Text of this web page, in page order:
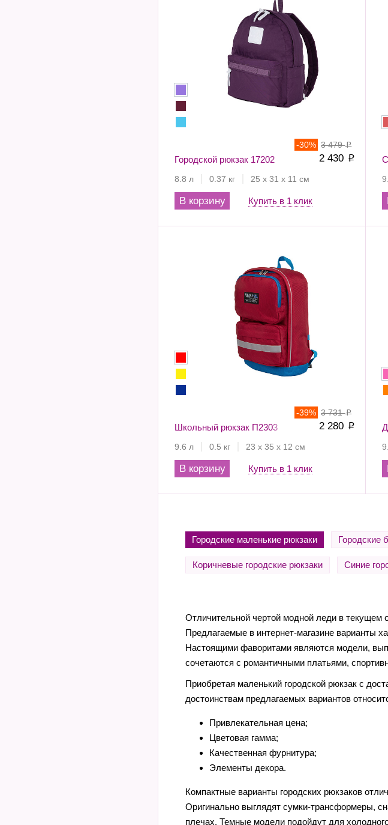
Городской рюкзак 17202
-30% 3 479p
2 430 p
8.8 л 0.37 кг 25 х 31 х 11 см
В корзину Купить в 1 клик
Школьный рюкзак П2303
-39% 3 731p
2 280 p
9.6 л 0.5 кг 23 х 35 х 12 см
В корзину Купить в 1 клик
Городские маленькие рюкзаки Городские
Коричневые городские рюкзаки Синие
Отличительной чертой модной леди в текущем
Предлагаемые в интернет-магазине варианты
Настоящими фаворитами являются модели,
сочетаются с романтичными платьями,
Приобретая маленький городской рюкзак с
достоинствам предлагаемых вариантов
Привлекательная цена;
Цветовая гамма;
Качественная фурнитура;
Элементы декора.
Компактные варианты городских рюкзаков
Оригинально выглядят сумки-трансформеры,
плечах. Темные модели подойдут для